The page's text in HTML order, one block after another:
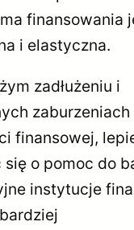
finansowania
i elastyczna.
zadłużeniu i
zaburzeniach
finansowej,
o pomoc do
instytucje